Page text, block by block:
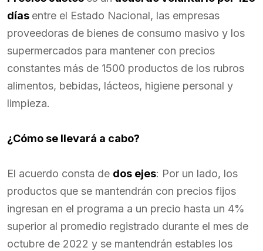
días entre el Estado Nacional, las empresas
proveedoras de bienes de consumo masivo y los
supermercados para mantener con precios
constantes más de 1500 productos de los rubros
alimentos, bebidas, lácteos, higiene personal y
limpieza.
¿Cómo se llevará a cabo?
El acuerdo consta de dos ejes: Por un lado, los
productos que se mantendrán con precios fijos
ingresan en el programa a un precio hasta un 4%
superior al promedio registrado durante el mes de
octubre de 2022 y se mantendrán estables los